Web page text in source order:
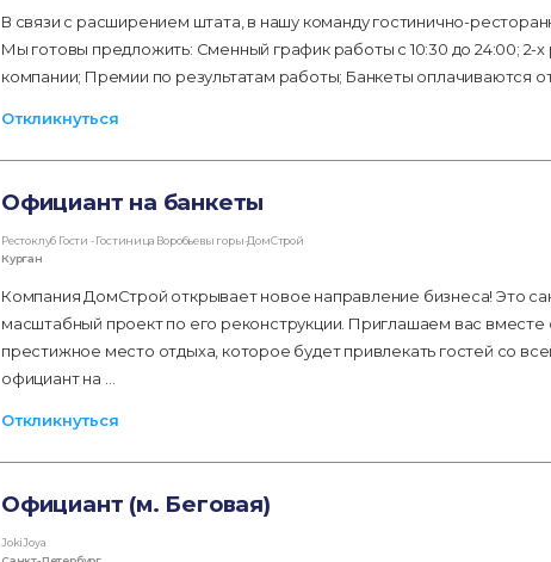
В связи с расширением штата, в нашу команду гостинично-
Мы готовы предложить: Сменный график работы с 10:30 до 24:00; 2-
компании; Премии по результатам работы; Банкеты оплачиваются
Откликнуться
Официант на банкеты
Рестоклуб Гости - Гостиница Воробьевы горы-ДомСтрой
Курган
Компания ДомСтрой открывает новое направление бизнеса! Это
масштабный проект по его реконструкции. Приглашаем вас вместе
престижное место отдыха, которое будет привлекать гостей со
официант на …
Откликнуться
Официант (м. Беговая)
JokiJoya